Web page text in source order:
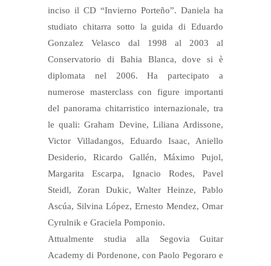
inciso il CD “Invierno Porteño”. Daniela ha
studiato chitarra sotto la guida di Eduardo
Gonzalez Velasco dal 1998 al 2003 al
Conservatorio di Bahia Blanca, dove si è
diplomata nel 2006. Ha partecipato a
numerose masterclass con figure importanti
del panorama chitarristico internazionale, tra
le quali: Graham Devine, Liliana Ardissone,
Victor Villadangos, Eduardo Isaac, Aniello
Desiderio, Ricardo Gallén, Máximo Pujol,
Margarita Escarpa, Ignacio Rodes, Pavel
Steidl, Zoran Dukic, Walter Heinze, Pablo
Ascúa, Silvina López, Ernesto Mendez, Omar
Cyrulnik e Graciela Pomponio.
Attualmente studia alla Segovia Guitar
Academy di Pordenone, con Paolo Pegoraro e